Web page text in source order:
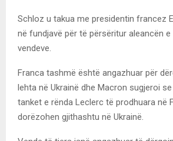
Schloz u takua me presidentin francez
në fundjavë për të përsëritur aleancën
vendeve.
Franca tashmë është angazhuar për
lehta në Ukrainë dhe Macron sugjeroi
tanket e rënda Leclerc të prodhuara në
dorëzohen gjithashtu në Ukrainë.